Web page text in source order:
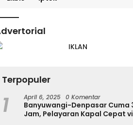
Diserang Rayap
Terpopuler
1 April 6, 2025 0 Komentar
Banyuwangi-Denpasar Cuma
Jam, Pelayaran Kapal Cepat